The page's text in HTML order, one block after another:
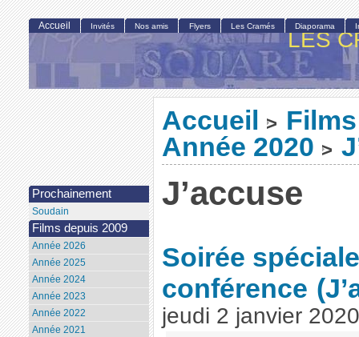
LES
Accueil >
Année 2020 >
J’accuse
Soirée
conférence
jeudi 2 janvier 2020
Accueil Invités Nos amis Flyers Les Cramés Diaporama
Prochainement
Soudain
Films depuis 2009
Année 2026
Année 2025
Année 2024
Année 2023
Année 2022
Année 2021